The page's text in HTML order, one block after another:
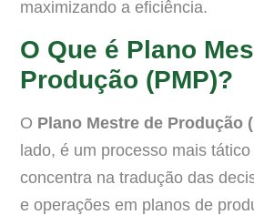
maximizando a eficiência.
O Que é Plano
Produção (PMP)?
O Plano Mestre de Produção
lado, é um processo mais
concentra na tradução das
e operações em planos de